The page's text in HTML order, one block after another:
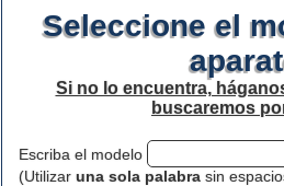
Seleccione el
Si no lo encuentra,
buscaremos
Escriba el modelo
(Utilizar una sola palabra sin